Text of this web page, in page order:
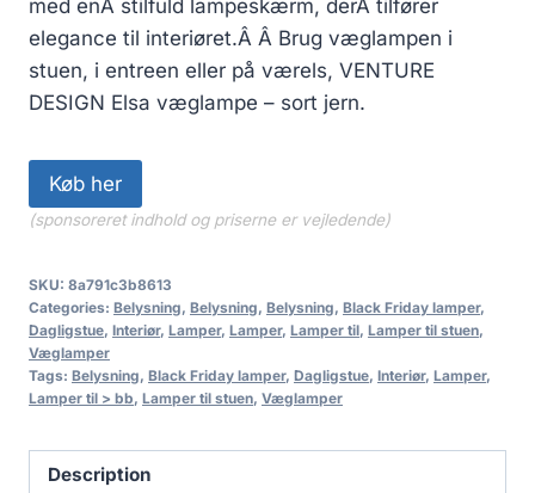
med enÂ stilfuld lampeskærm, derÂ tilfører
elegance til interiøret.Â Â Brug væglampen i
stuen, i entreen eller på værels, VENTURE
DESIGN Elsa væglampe – sort jern.
Køb her
(sponsoreret indhold og priserne er vejledende)
SKU: 8a791c3b8613
Categories: Belysning, Belysning, Belysning, Black Friday lamper,
Dagligstue, Interiør, Lamper, Lamper, Lamper til, Lamper til stuen,
Væglamper
Tags: Belysning, Black Friday lamper, Dagligstue, Interiør, Lamper,
Lamper til > bb, Lamper til stuen, Væglamper
Description